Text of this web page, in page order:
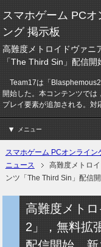
スマホゲーム PC
ング 掲示板
高難度メトロイドヴァニ
「The Third Sin」配信
Team17は「
開始した。本コンテンツでは
プレイ要素が追加される。対
メニュー
スマホゲーム PCオンライ
ニュース
高難度メトロ
ンツ「The Third Sin」配信
高難度メト
2」，無料拡